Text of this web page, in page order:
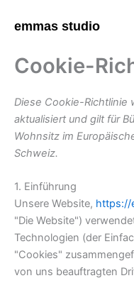
Inhaltemmas studio
Cookie-
Diese Cookie-Richtlinie
aktualisiert und gilt für
Wohnsitz im
Schweiz.
1. Einführung
Unsere Website, https://
"Die Website")
Technologien (der
"Cookies"
von uns beauftragten
service
service
analytics
service